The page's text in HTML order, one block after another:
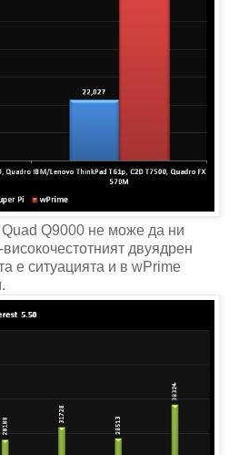
Q9000 не може да ни
двуядрен
е ситуацията и в wPrime